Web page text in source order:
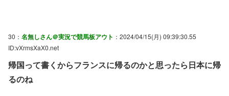
30： 名無しさん＠実況で競馬板アウト ：2024/04/15(月) 09:39:30.55
ID:vXrmsXaX0.net
帰国って書くからフランスに帰るのかと思ったら日本に帰
るのね